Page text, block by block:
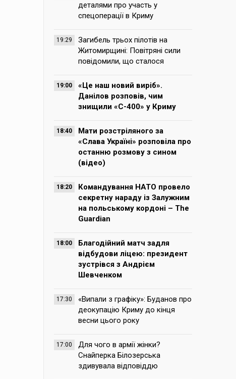
деталями про участь у
спецоперації в Криму
19:29
Загибель трьох пілотів на
Житомирщині: Повітряні сили
повідомили, що сталося
19:00
«Це наш новий виріб».
Данілов розповів, чим
знищили «С-400» у Криму
18:40
Мати розстріляного за
«Слава Україні» розповіла про
останню розмову з сином
(відео)
18:20
Командування НАТО провело
секретну нараду із Залужним
на польському кордоні – The
Guardian
18:00
Благодійний матч задля
відбудови ліцею: президент
зустрівся з Андрієм
Шевченком
17:30
«Випали з графіку»: Буданов про
деокупацію Криму до кінця
весни цього року
17:00
Для чого в армії жінки?
Снайперка Білозерська
здивувала відповіддю